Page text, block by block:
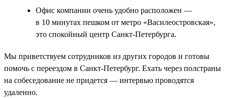
Офис компании очень удобно расположен —
в 10 минутах пешком от метро «Василеостровская»,
это спокойный центр Санкт-Петербурга.
Мы приветствуем сотрудников из других городов и готовы
помочь с переездом в Санкт-Петербург. Ехать через полстраны
на собеседование не придется — интервью проводятся
удаленно.